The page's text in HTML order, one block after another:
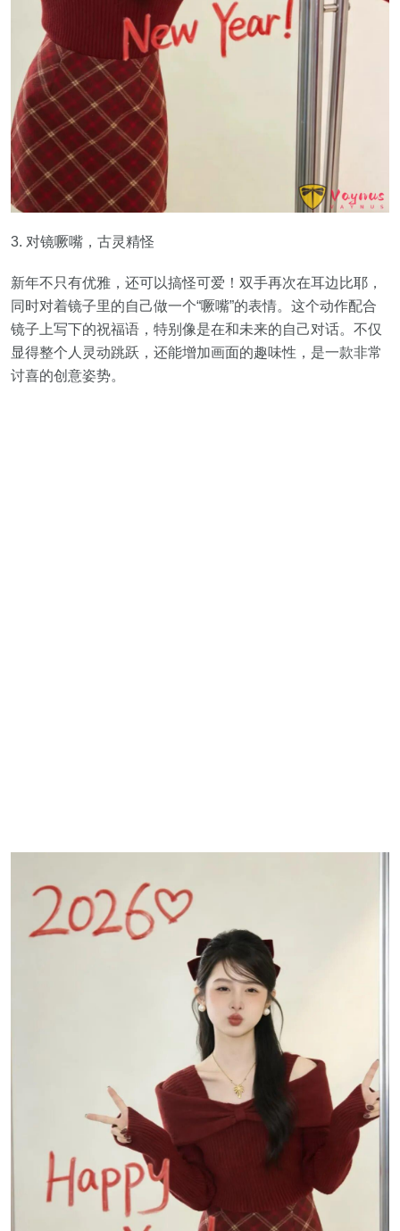
3. 对镜噘嘴，古灵精怪
新年不只有优雅，还可以搞怪可爱！双手再次在耳边比耶，
同时对着镜子里的自己做一个“噘嘴”的表情。这个动作配合
镜子上写下的祝福语，特别像是在和未来的自己对话。不仅
显得整个人灵动跳跃，还能增加画面的趣味性，是一款非常
讨喜的创意姿势。